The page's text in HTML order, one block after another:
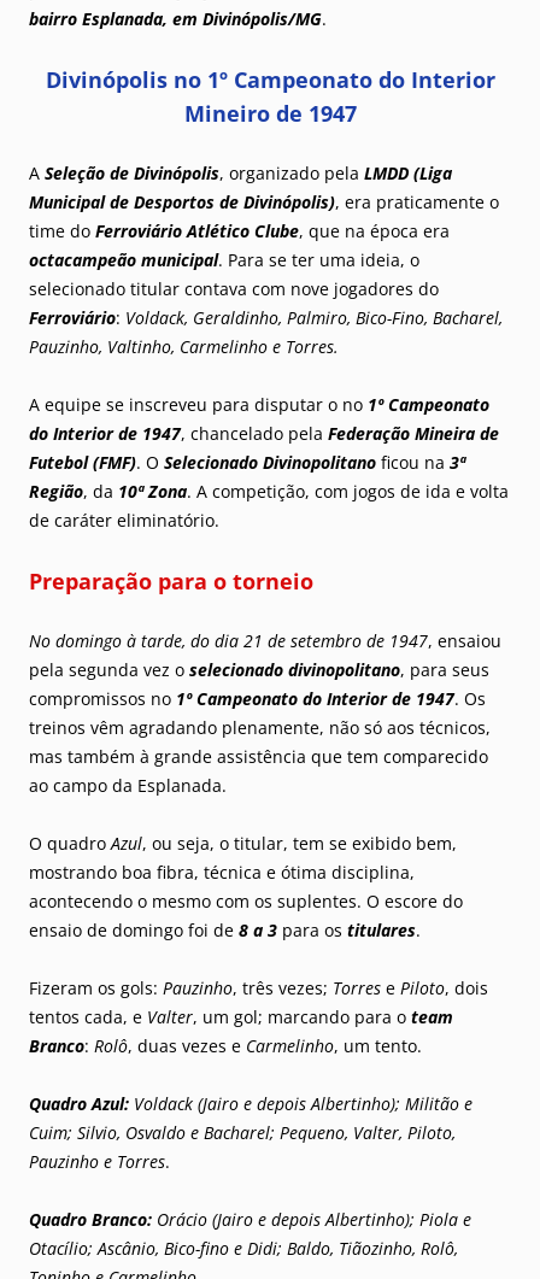
bairro Esplanada, em Divinópolis/MG.
Divinópolis no 1º Campeonato do Interior
Mineiro de 1947
A Seleção de Divinópolis, organizado pela LMDD (Liga
Municipal de Desportos de Divinópolis), era praticamente o
time do Ferroviário Atlético Clube, que na época era
octacampeão municipal. Para se ter uma ideia, o
selecionado titular contava com nove jogadores do
Ferroviário: Voldack, Geraldinho, Palmiro, Bico-Fino, Bacharel,
Pauzinho, Valtinho, Carmelinho e Torres.
A equipe se inscreveu para disputar o no 1º Campeonato
do Interior de 1947, chancelado pela Federação Mineira de
Futebol (FMF). O Selecionado Divinopolitano ficou na 3ª
Região, da 10ª Zona. A competição, com jogos de ida e volta
de caráter eliminatório.
Preparação para o torneio
No domingo à tarde, do dia 21 de setembro de 1947, ensaiou
pela segunda vez o selecionado divinopolitano, para seus
compromissos no 1º Campeonato do Interior de 1947. Os
treinos vêm agradando plenamente, não só aos técnicos,
mas também à grande assistência que tem comparecido
ao campo da Esplanada.
O quadroAzul, ou seja, o titular, tem se exibido bem,
mostrando boa fibra, técnica e ótima disciplina,
acontecendo o mesmo com os suplentes. O escore do
ensaio de domingo foi de 8 a 3 para os titulares.
Fizeram os gols: Pauzinho, três vezes; Torres e Piloto, dois
tentos cada, e Valter, um gol; marcando para o team
Branco: Rolô, duas vezes e Carmelinho, um tento.
Quadro Azul: Voldack (Jairo e depois Albertinho); Militão e
Cuim; Silvio, Osvaldo e Bacharel; Pequeno, Valter, Piloto,
Pauzinho e Torres.
Quadro Branco: Orácio (Jairo e depois Albertinho); Piola e
Otacílio; Ascânio, Bico-fino e Didi; Baldo, Tiãozinho, Rolô,